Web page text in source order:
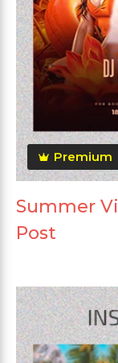
Premium
Summer
Post